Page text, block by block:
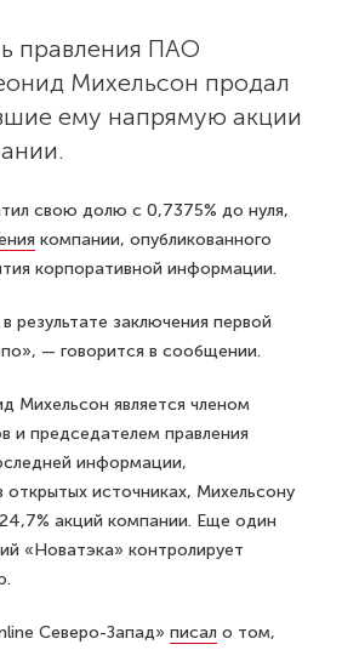
правления ПАО
Михельсон продал
ему напрямую акции
свою долю с 0,7375% до нуля,
компании, опубликованного
корпоративной информации.
результате заключения первой
— говорится в сообщении.
Михельсон является членом
и председателем правления
информации,
открытых источниках, Михельсону
акций компании. Еще один
«Новатэка» контролирует
Северо-Запад» писал о том,